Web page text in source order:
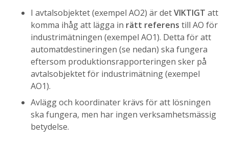
I avtalsobjektet (exempel AO2) är detVIKTIGT att
komma ihåg att lägga in rätt referens till AO för
industrimätningen (exempel AO1). Detta för att
automatdestineringen (se nedan) ska fungera
eftersom produktionsrapporteringen sker på
avtalsobjektet för industrimätning (exempel
AO1).
Avlägg och koordinater krävs för att lösningen
ska fungera, men har ingen verksamhetsmässig
betydelse.